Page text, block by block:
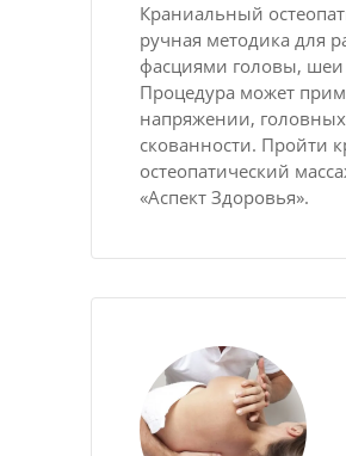
Краниальный
ручная методика для
фасциями головы, шеи
Процедура может
напряжении,
скованности. Пройти
остеопатический
«Аспект Здоровья».